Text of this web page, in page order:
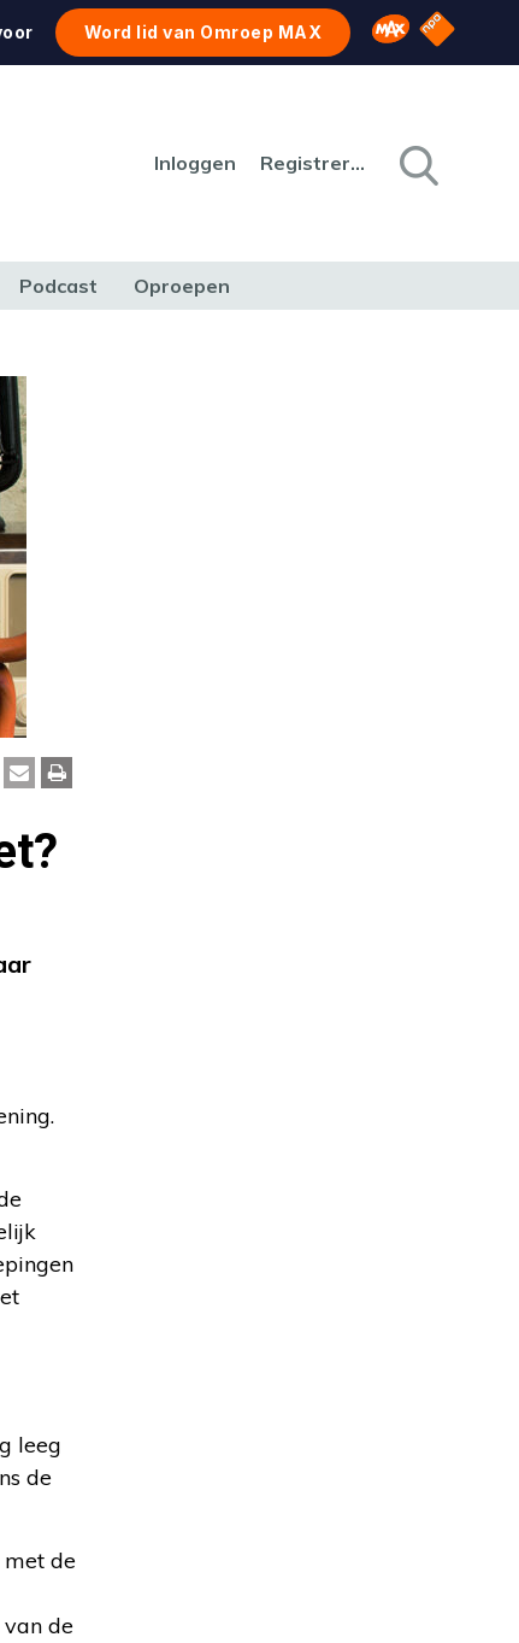
Word lid van Omroep MAX Omroep MAX
NPO
Inloggen Registreren
Podcast Oproepen
leeg
de
met de
de